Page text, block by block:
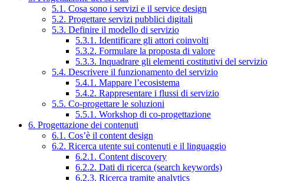
5.1. Cosa sono i servizi e il service design
5.2. Progettare servizi pubblici digitali
5.3. Definire il modello di servizio
5.3.1. Identificare gli attori coinvolti
5.3.2. Formulare la proposta di valore
5.3.3. Inquadrare gli elementi costitutivi del servizio
5.4. Descrivere il funzionamento del servizio
5.4.1. Mappare l’ecosistema
5.4.2. Rappresentare i flussi di servizio
5.5. Co-progettare le soluzioni
5.5.1. Workshop di co-progettazione
6. Progettazione dei contenuti
6.1. Cos’è il content design
6.2. Ricerca utente sui contenuti e il linguaggio
6.2.1. Content discovery
6.2.2. Dati di ricerca (search keywords)
6.2.3. Ricerca tramite analytics